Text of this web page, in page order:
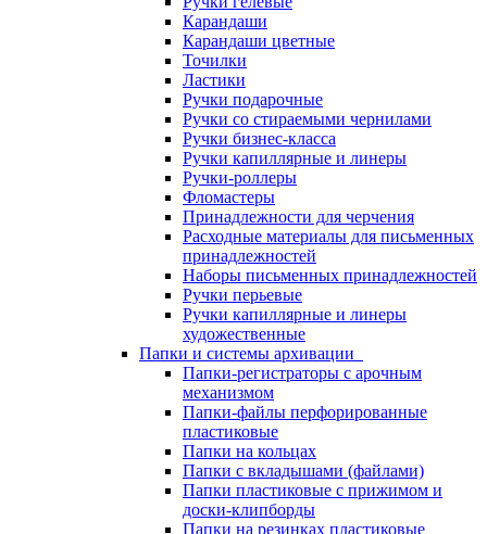
Карандаши
Карандаши цветные
Точилки
Ластики
Ручки подарочные
Ручки со стираемыми чернилами
Ручки бизнес-класса
Ручки капиллярные и линеры
Ручки-роллеры
Фломастеры
Принадлежности для черчения
Расходные материалы для письменных
принадлежностей
Наборы письменных принадлежностей
Ручки перьевые
Ручки капиллярные и линеры
художественные
Папки и системы архивации
Папки-регистраторы с арочным
механизмом
Папки-файлы перфорированные
пластиковые
Папки на кольцах
Папки с вкладышами (файлами)
Папки пластиковые с прижимом и
доски-клипборды
Папки на резинках пластиковые